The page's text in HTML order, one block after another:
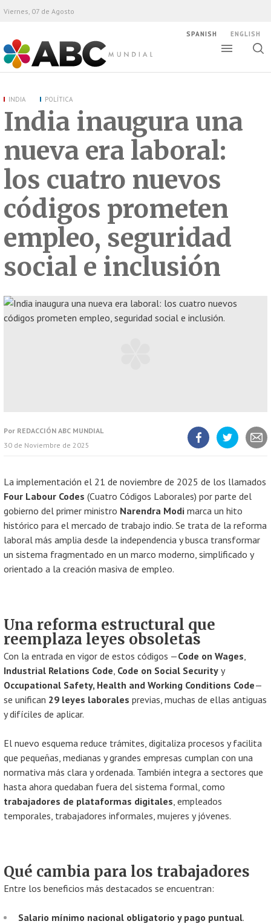
ABC Mundial
Viernes, 07 de Agosto
SPANISH ENGLISH
INDIA POLÍTICA
India inaugura una
nueva era laboral:
los cuatro nuevos
códigos prometen
empleo, seguridad
social e inclusión
Por REDACCIÓN ABC MUNDIAL
30 de Noviembre de 2025
La implementación el 21 de noviembre de 2025 de los llamados
Four Labour Codes (Cuatro Códigos Laborales) por parte del
gobierno del primer ministro Narendra Modi marca un hito
histórico para el mercado de trabajo indio. Se trata de la reforma
laboral más amplia desde la independencia y busca transformar
un sistema fragmentado en un marco moderno, simplificado y
orientado a la creación masiva de empleo.
Una reforma estructural que
reemplaza leyes obsoletas
Con la entrada en vigor de estos códigos —Code on Wages,
Industrial Relations Code, Code on Social Security y
Occupational Safety, Health and Working Conditions Code—
se unifican 29 leyes laborales previas, muchas de ellas antiguas
y difíciles de aplicar.
El nuevo esquema reduce trámites, digitaliza procesos y facilita
que pequeñas, medianas y grandes empresas cumplan con una
normativa más clara y ordenada. También integra a sectores que
hasta ahora quedaban fuera del sistema formal, como
trabajadores de plataformas digitales, empleados
temporales, trabajadores informales, mujeres y jóvenes.
Qué cambia para los trabajadores
Entre los beneficios más destacados se encuentran:
Salario mínimo nacional obligatorio y pago puntual.